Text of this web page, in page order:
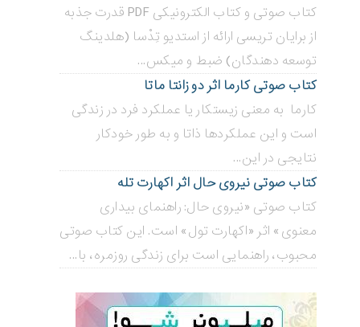
کتاب صوتی و کتاب الکترونیکی PDF قدرت جذبه
از برایان تریسی ارائه از استدیو تِدْسا (هلدینگ
توسعه دهندگان) ضبط و میکس...
کتاب صوتی کارما اثر دو زانتا ماتا
کارما به معنی زیستکار یا عملکرد فرد در زندگی
است و این عملکردها ذاتا و به طور خودکار
نتایجی در این...
کتاب صوتی نیروی حال اثر اکهارت تله
کتاب صوتی «نیروی حال: راهنمای بیداری
معنوی» اثر «اکهارت تول» است. این کتاب صوتی
محبوب، راهنمایی است برای زندگی روزمره، با...